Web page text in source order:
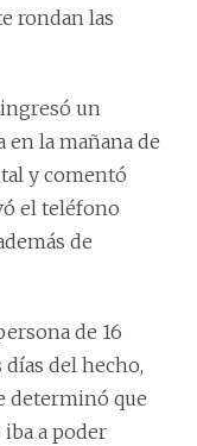
rondan las
un
en la mañana de
y comentó
el teléfono
de
de 16
días del hecho,
determinó que
a poder